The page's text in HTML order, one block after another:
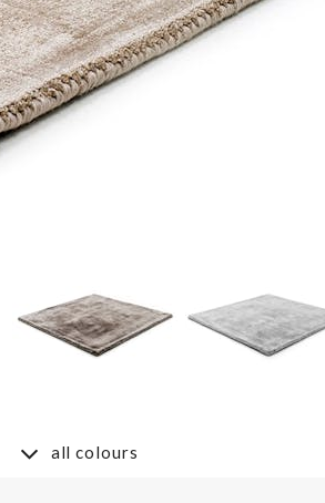
all colours